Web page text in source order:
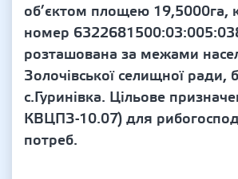
об’єктом площею 19,5000га,
номер
розташована за межами
Золочівської селищної ради,
с.Гуринівка. Цільове
КВЦПЗ-10.07) для
потреб.